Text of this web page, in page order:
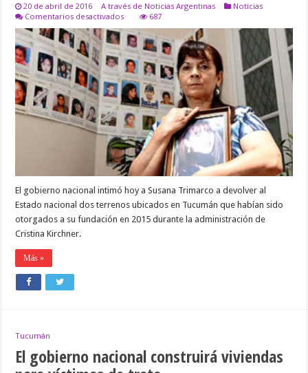
20 de abril de 2016 A través de Noticias Argentinas
Noticias
Comentarios desactivadosen
El
Gobierno
nacional
intimó
a
la
Fundación
de
Susana
Trimarco
a
devolver
dos
predios
en
cedidos
por
Kirchner
687
El gobierno nacional intimó hoy a Susana Trimarco a devolver al
Estado nacional dos terrenos ubicados en Tucumán que habían sido
otorgados a su fundación en 2015 durante la administración de
Cristina Kirchner.
Más »
Tucumán
El gobierno nacional construirá viviendas